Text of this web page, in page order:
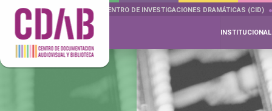
DOCUMENTA DRAMÁTICAS CENTRO DE INVESTIGACIONES DRAMÁTICAS (CID)
INSTITUCIONAL